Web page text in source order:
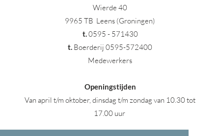
Wierde 40
9965 TB Leens (Groningen)
t.0595 - 571430
t. Boerderij 0595-572400
Medewerkers
Openingstijden
Van april t/m oktober, dinsdag t/m zondag van 10.30 tot
17.00 uur